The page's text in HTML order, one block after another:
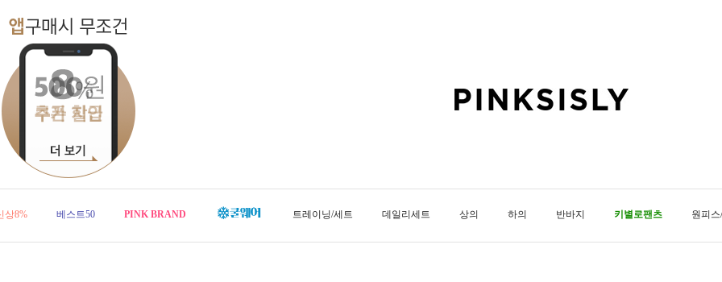
상8% 베스트50 PINK BRAND 트레이닝/세트 데일리세트 상의 하의 반바지 키별로팬츠 원피